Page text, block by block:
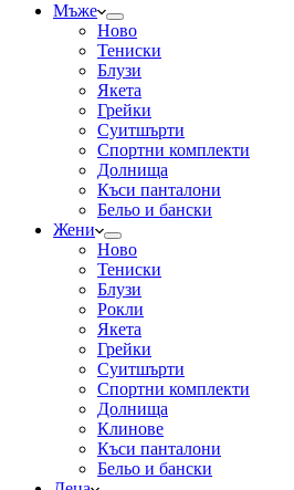
Мъже
Ново
Тениски
Блузи
Якета
Грейки
Суитшърти
Спортни комплекти
Долнища
Къси панталони
Бельо и бански
Жени
Ново
Тениски
Блузи
Рокли
Якета
Грейки
Суитшърти
Спортни комплекти
Долнища
Клинове
Къси панталони
Бельо и бански